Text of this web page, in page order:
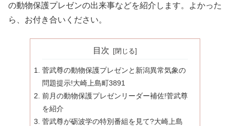
の動物保護プレゼンの出来事などを紹介します。よかった
ら、お付き合いください。
目次
菅武尊の動物保護プレゼンと新潟異常気象の
問題提示!大崎上島町3891
前月の動物保護プレゼンリーダー補佐!菅武尊
を紹介
菅武尊が砺波学の特別番組を見て?大崎上島